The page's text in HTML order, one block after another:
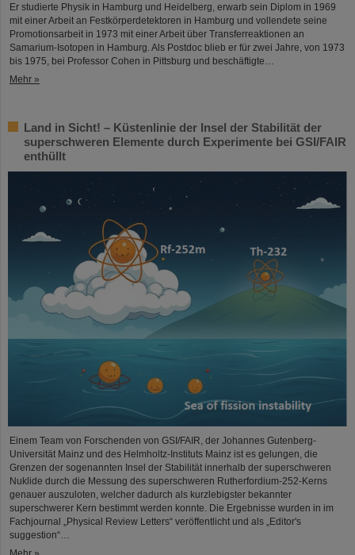
Er studierte Physik in Hamburg und Heidelberg, erwarb sein Diplom in 1969
mit einer Arbeit an Festkörperdetektoren in Hamburg und vollendete seine
Promotionsarbeit in 1973 mit einer Arbeit über Transferreaktionen an
Samarium-Isotopen in Hamburg. Als Postdoc blieb er für zwei Jahre, von 1973
bis 1975, bei Professor Cohen in Pittsburg und beschäftigte…
Mehr »
Land in Sicht! – Küstenlinie der Insel der Stabilität der
superschweren Elemente durch Experimente bei GSI/FAIR
enthüllt
Einem Team von Forschenden von GSI/FAIR, der Johannes Gutenberg-
Universität Mainz und des Helmholtz-Instituts Mainz ist es gelungen, die
Grenzen der sogenannten Insel der Stabilität innerhalb der superschweren
Nuklide durch die Messung des superschweren Rutherfordium-252-Kerns
genauer auszuloten, welcher dadurch als kurzlebigster bekannter
superschwerer Kern bestimmt werden konnte. Die Ergebnisse wurden in im
Fachjournal „Physical Review Letters“ veröffentlicht und als „Editor's
suggestion“…